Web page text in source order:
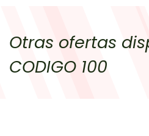
Otras ofertas
CODIGO 100